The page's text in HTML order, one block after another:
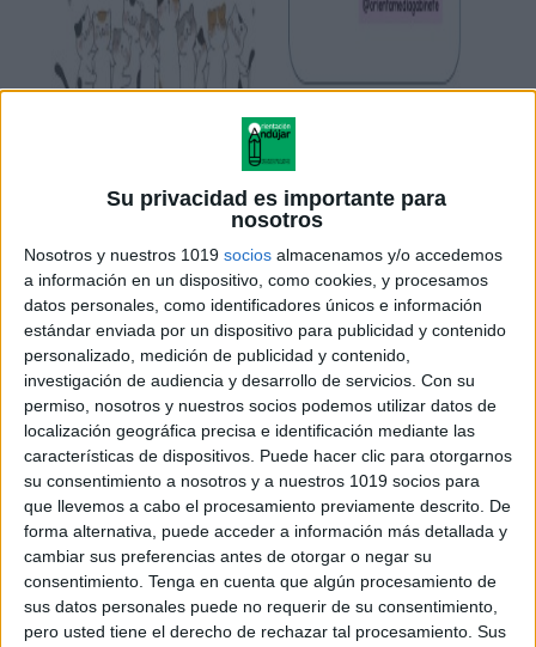
Su privacidad es importante para
nosotros
Nosotros y nuestros 1019 socios almacenamos y/o accedemos
a información en un dispositivo, como cookies, y procesamos
datos personales, como identificadores únicos e información
estándar enviada por un dispositivo para publicidad y contenido
personalizado, medición de publicidad y contenido,
investigación de audiencia y desarrollo de servicios. Con su
permiso, nosotros y nuestros socios podemos utilizar datos de
localización geográfica precisa e identificación mediante las
características de dispositivos. Puede hacer clic para otorgarnos
su consentimiento a nosotros y a nuestros 1019 socios para
que llevemos a cabo el procesamiento previamente descrito. De
forma alternativa, puede acceder a información más detallada y
cambiar sus preferencias antes de otorgar o negar su
consentimiento. Tenga en cuenta que algún procesamiento de
sus datos personales puede no requerir de su consentimiento,
pero usted tiene el derecho de rechazar tal procesamiento. Sus